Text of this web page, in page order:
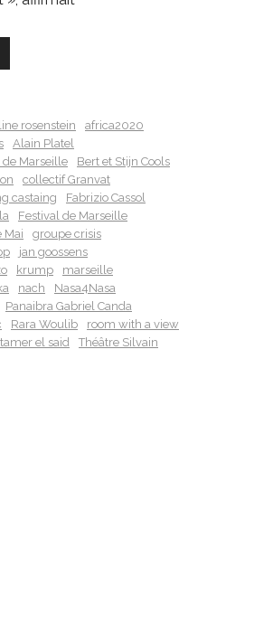
rosenstein
africa2020
Alain Platel
Marseille
Bert et Stijn Cools
collectif Granvat
castaing
Fabrizio Cassol
Festival de Marseille
Mai
groupe crisis
jan goossens
krump
marseille
nach
Nasa4Nasa
Panaibra Gabriel Canda
Rara Woulib
room with a view
tamer el said Théâtre Silvain